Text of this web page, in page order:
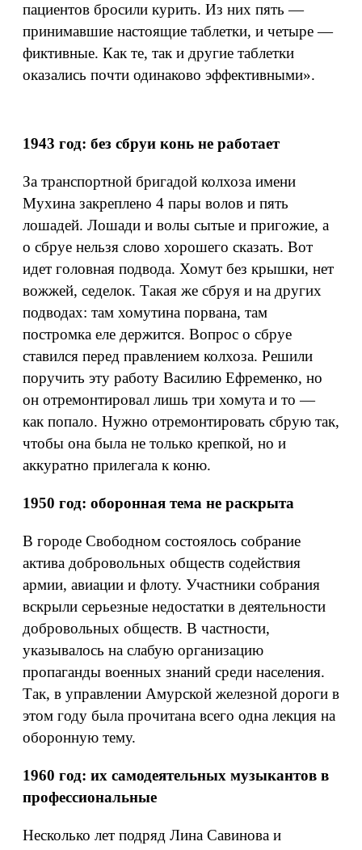
пациентов бросили курить. Из них пять —
принимавшие настоящие таблетки, и четыре —
фиктивные. Как те, так и другие таблетки
оказались почти одинаково эффективными».
1943 год: без сбруи конь не работает
За транспортной бригадой колхоза имени
Мухина закреплено 4 пары волов и пять
лошадей. Лошади и волы сытые и пригожие, а
о сбруе нельзя слово хорошего сказать. Вот
идет головная подвода. Хомут без крышки, нет
вожжей, седелок. Такая же сбруя и на других
подводах: там хомутина порвана, там
постромка еле держится. Вопрос о сбруе
ставился перед правлением колхоза. Решили
поручить эту работу Василию Ефременко, но
он отремонтировал лишь три хомута и то —
как попало. Нужно отремонтировать сбрую так,
чтобы она была не только крепкой, но и
аккуратно прилегала к коню.
1950 год: оборонная тема не раскрыта
В городе Свободном состоялось собрание
актива добровольных обществ содействия
армии, авиации и флоту. Участники собрания
вскрыли серьезные недостатки в деятельности
добровольных обществ. В частности,
указывалось на слабую организацию
пропаганды военных знаний среди населения.
Так, в управлении Амурской железной дороги в
этом году была прочитана всего одна лекция на
оборонную тему.
1960 год: их самодеятельных музыкантов в
профессиональные
Несколько лет подряд Лина Савинова и